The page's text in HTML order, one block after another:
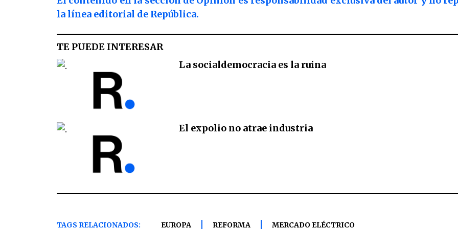
la línea editorial de República.
TE PUEDE INTERESAR
La socialdemocracia es la ruina
El expolio no atrae industria
TAGS RELACIONADOS: EUROPA REFORMA MERCADO ELÉCTRICO